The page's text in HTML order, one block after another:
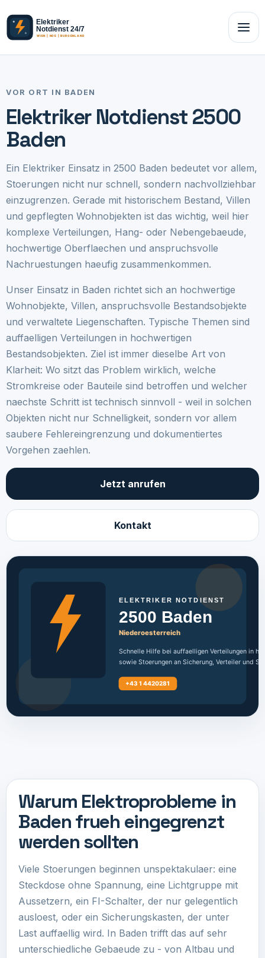
VOR ORT IN BADEN
Elektriker Notdienst 2500
Baden
Ein Elektriker Einsatz in 2500 Baden bedeutet vor allem,
Stoerungen nicht nur schnell, sondern nachvollziehbar
einzugrenzen. Gerade mit historischem Bestand, Villen
und gepflegten Wohnobjekten ist das wichtig, weil hier
komplexe Verteilungen, Hang- oder Nebengebaeude,
hochwertige Oberflaechen und anspruchsvolle
Nachruestungen haeufig zusammenkommen.
Unser Einsatz in Baden richtet sich an hochwertige
Wohnobjekte, Villen, anspruchsvolle Bestandsobjekte
und verwaltete Liegenschaften. Typische Themen sind
auffaelligen Verteilungen in hochwertigen
Bestandsobjekten. Ziel ist immer dieselbe Art von
Klarheit: Wo sitzt das Problem wirklich, welche
Stromkreise oder Bauteile sind betroffen und welcher
naechste Schritt ist technisch sinnvoll - weil in solchen
Objekten nicht nur Schnelligkeit, sondern vor allem
saubere Fehlereingrenzung und dokumentiertes
Vorgehen zaehlen.
Jetzt anrufen
Kontakt
Warum Elektroprobleme in
Baden frueh eingegrenzt
werden sollten
Viele Stoerungen beginnen unspektakulaer: eine
Steckdose ohne Spannung, eine Lichtgruppe mit
Aussetzern, ein FI-Schalter, der nur gelegentlich
ausloest, oder ein Sicherungskasten, der unter
Last auffaellig wird. In Baden trifft das auf sehr
unterschiedliche Gebaeude zu - von Altbau und